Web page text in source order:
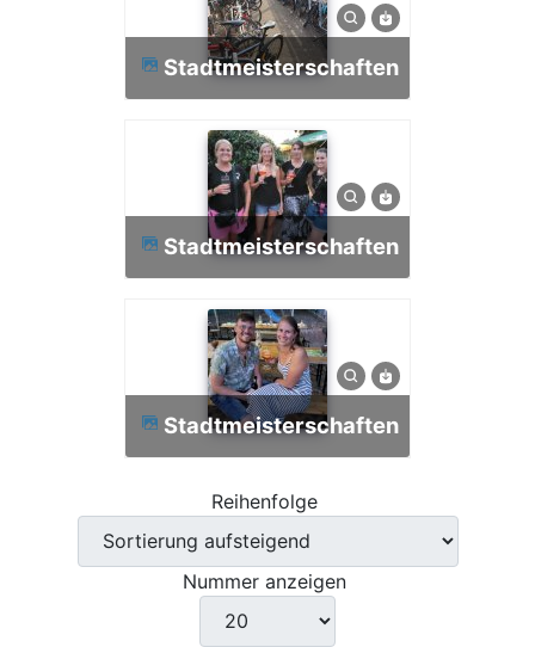
Stadtmeisterschaften
Stadtmeisterschaften
Stadtmeisterschaften
Reihenfolge
Nummer anzeigen